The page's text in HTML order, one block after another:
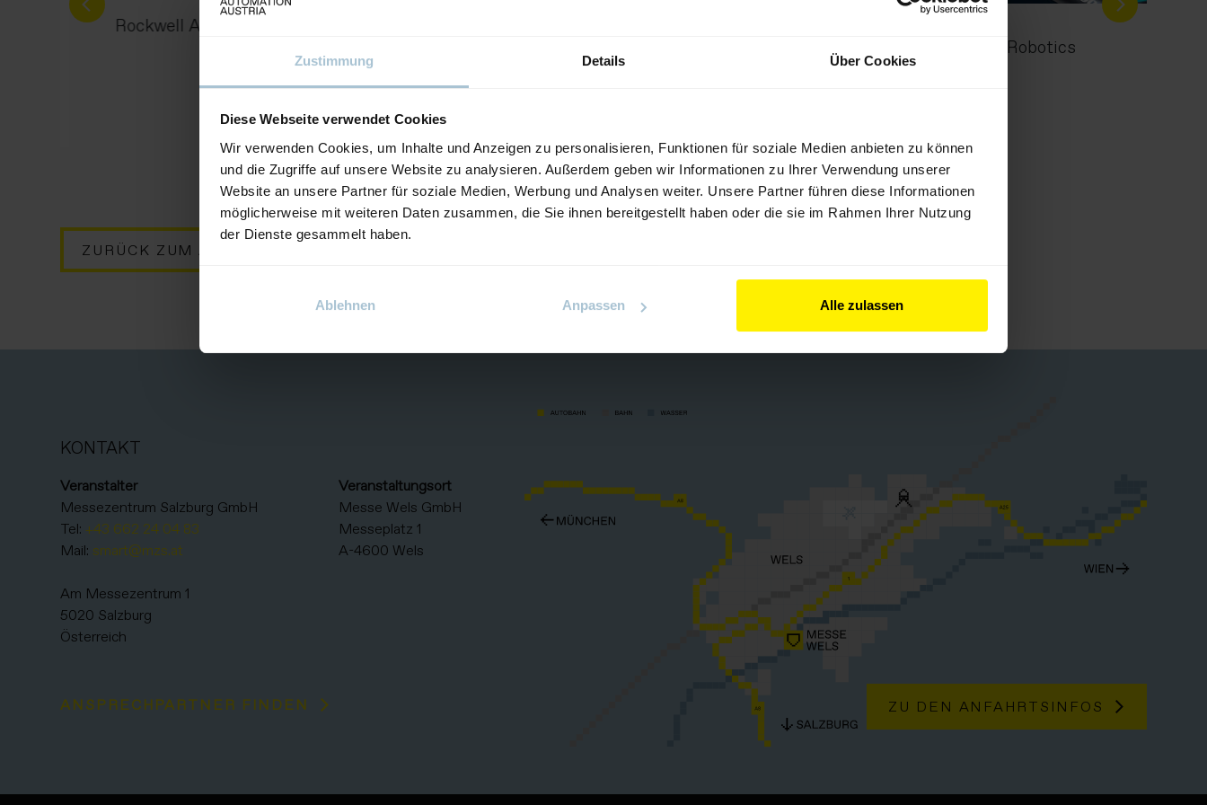
Zustimmung Details Über Cookies
Diese Webseite verwendet Cookies
Wir verwenden Cookies, um Inhalte und Anzeigen zu personalisieren, Funktionen für soziale Medien anbieten zu können
und die Zugriffe auf unsere Website zu analysieren. Außerdem geben wir Informationen zu Ihrer Verwendung unserer
Website an unsere Partner für soziale Medien, Werbung und Analysen weiter. Unsere Partner führen diese Informationen
möglicherweise mit weiteren Daten zusammen, die Sie ihnen bereitgestellt haben oder die sie im Rahmen Ihrer Nutzung
der Dienste gesammelt haben.
Ablehnen Anpassen Alle zulassen
Rockwell Automation - M100 Electronic
Optix Panel
Doosan Robotics
ZURÜCK ZUM AUSSTELLER
KONTAKT
Veranstalter
Messezentrum Salzburg GmbH
Tel:+43 662 24 04 83
Mail: smart@mzs.at
Am Messezentrum 1
5020 Salzburg
Österreich
Veranstaltungsort
Messe Wels GmbH
Messeplatz 1
A-4600 Wels
ANSPRECHPARTNER FINDEN ZU DEN ANFAHRTSINFOS